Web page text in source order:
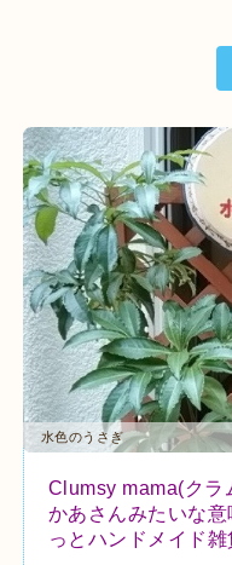
水色のうさぎ
Clumsy mama(クラ
かあさんみたいな
っとハンドメイド雑